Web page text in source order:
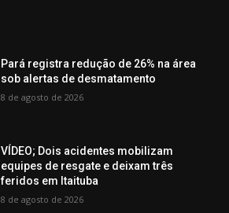
Pará registra redução de 26% na área
sob alertas de desmatamento
8 de agosto de 2026
VÍDEO; Dois acidentes mobilizam
equipes de resgate e deixam três
feridos em Itaituba
8 de agosto de 2026